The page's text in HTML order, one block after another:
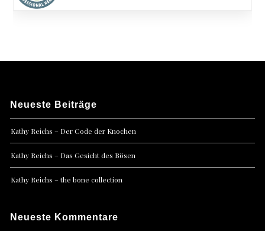
Neueste Beiträge
Kathy Reichs – Der Code der Knochen
Kathy Reichs – Das Gesicht des Bösen
Kathy Reichs – the bone collection
Neueste Kommentare